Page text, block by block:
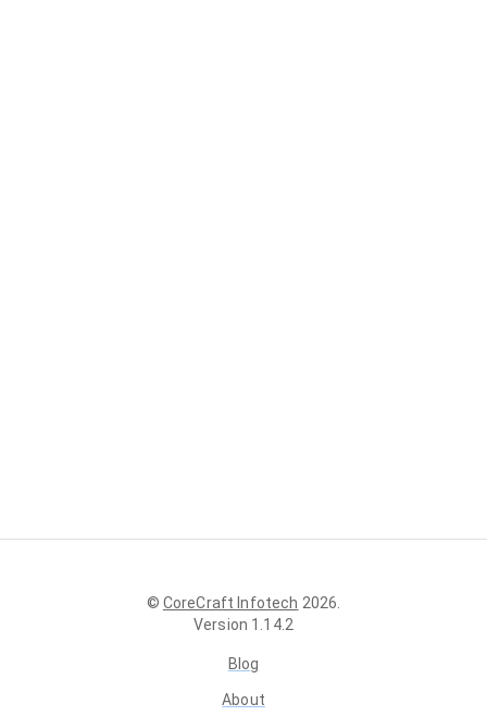
© CoreCraft Infotech 2026
Version 1.14.2
Blog
About